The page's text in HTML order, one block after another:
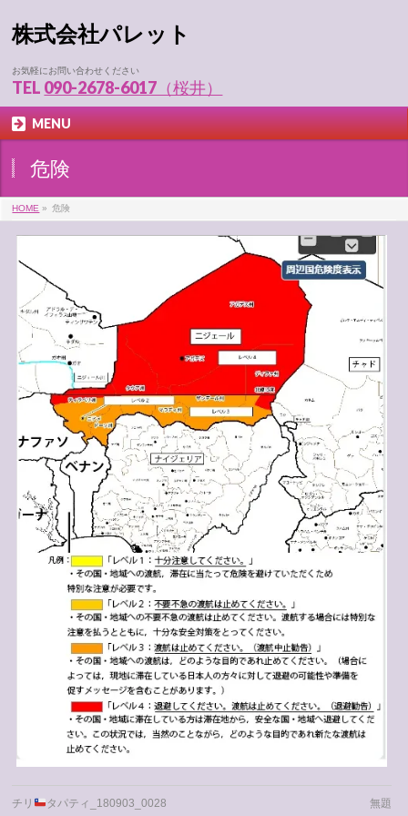
株式会社パレット
お気軽にお問い合わせください
TEL 090-2678-6017（桜井）
MENU
危険
HOME » 危険
チリ タパティ_180903_0028 無題